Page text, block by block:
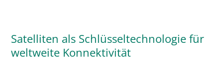
Satelliten als Schlüsseltechnologie für
weltweite Konnektivität